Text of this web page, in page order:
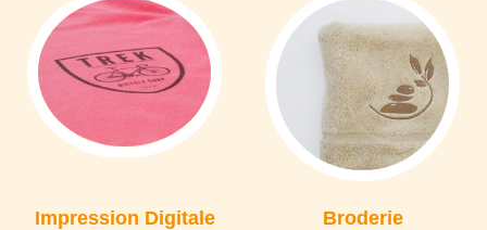
Impression Digitale Broderie